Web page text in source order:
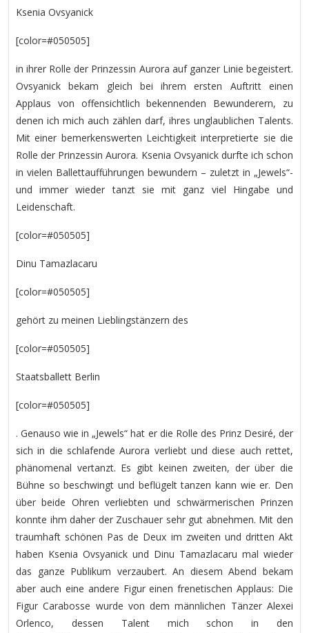
Ksenia Ovsyanick
[color=#050505]
in ihrer Rolle der Prinzessin Aurora auf ganzer Linie begeistert.
Ovsyanick bekam gleich bei ihrem ersten Auftritt einen
Applaus von offensichtlich bekennenden Bewunderern, zu
denen ich mich auch zählen darf, ihres unglaublichen Talents.
Mit einer bemerkenswerten Leichtigkeit interpretierte sie die
Rolle der Prinzessin Aurora. Ksenia Ovsyanick durfte ich schon
in vielen Ballettaufführungen bewundern – zuletzt in „Jewels“-
und immer wieder tanzt sie mit ganz viel Hingabe und
Leidenschaft.
[color=#050505]
Dinu Tamazlacaru
[color=#050505]
gehört zu meinen Lieblingstänzern des
[color=#050505]
Staatsballett Berlin
[color=#050505]
. Genauso wie in „Jewels“ hat er die Rolle des Prinz Desiré, der
sich in die schlafende Aurora verliebt und diese auch rettet,
phänomenal vertanzt. Es gibt keinen zweiten, der über die
Bühne so beschwingt und beflügelt tanzen kann wie er. Den
über beide Ohren verliebten und schwärmerischen Prinzen
konnte ihm daher der Zuschauer sehr gut abnehmen. Mit den
traumhaft schönen Pas de Deux im zweiten und dritten Akt
haben Ksenia Ovsyanick und Dinu Tamazlacaru mal wieder
das ganze Publikum verzaubert. An diesem Abend bekam
aber auch eine andere Figur einen frenetischen Applaus: Die
Figur Carabosse wurde von dem männlichen Tänzer Alexei
Orlenco, dessen Talent mich schon in den